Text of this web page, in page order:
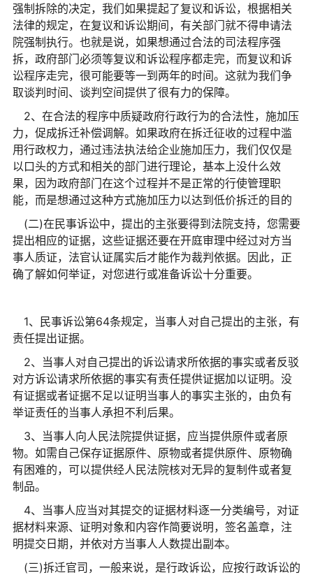
强制拆除的决定，我们如果提起了复议和诉讼，根据相关
法律的规定，在复议和诉讼期间，有关部门就不得申请法
院强制执行。也就是说，如果想通过合法的司法程序强
拆，政府部门必须等复议和诉讼程序都走完，而复议和诉
讼程序走完，很可能要等一到两年的时间。这就为我们争
取谈判时间、谈判空间提供了很有力的保障。
2、在合法的程序中质疑政府行政行为的合法性，施加压
力，促成拆迁补偿调解。如果政府在拆迁征收的过程中滥
用行政权力，通过违法执法给企业施加压力，我们仅仅是
以口头的方式和相关的部门进行理论，基本上没什么效
果，因为政府部门在这个过程并不是正常的行使管理职
能，而是想通过这种方式施加压力以达到低价拆迁的目的
(二)在民事诉讼中，提出的主张要得到法院支持，您需要
提出相应的证据，这些证据还要在开庭审理中经过对方当
事人质证，法官认证属实后才能作为裁判依据。因此，正
确了解如何举证，对您进行或准备诉讼十分重要。
1、民事诉讼第64条规定，当事人对自己提出的主张，有
责任提出证据。
2、当事人对自己提出的诉讼请求所依据的事实或者反驳
对方诉讼请求所依据的事实有责任提供证据加以证明。没
有证据或者证据不足以证明当事人的事实主张的，由负有
举证责任的当事人承担不利后果。
3、当事人向人民法院提供证据，应当提供原件或者原
物。如需自己保存证据原件、原物或者提供原件、原物确
有困难的，可以提供经人民法院核对无异的复制件或者复
制品。
4、当事人应当对其提交的证据材料逐一分类编号，对证
据材料来源、证明对象和内容作简要说明，签名盖章，注
明提交日期，并依对方当事人人数提出副本。
(三)拆迁官司，一般来说，是行政诉讼，应按行政诉讼的